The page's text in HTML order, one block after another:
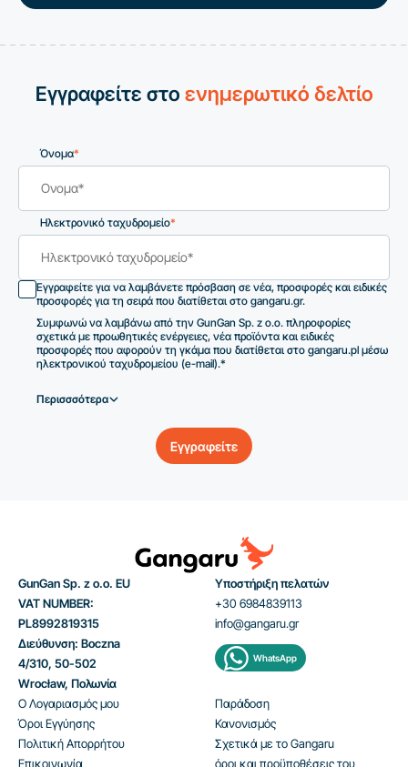
Εγγραφείτε στο ενημερωτικό δελτίο
Όνομα*
Ηλεκτρονικό ταχυδρομείο*
Εγγραφείτε για να λαμβάνετε πρόσβαση σε νέα, προσφορές και ειδικές
προσφορές για τη σειρά που διατίθεται στο gangaru.gr.
Συμφωνώ να λαμβάνω από την GunGan Sp. z o.o. πληροφορίες
σχετικά με προωθητικές ενέργειες, νέα προϊόντα και ειδικές
προσφορές που αφορούν τη γκάμα που διατίθεται στο gangaru.pl μέσω
ηλεκτρονικού ταχυδρομείου (e-mail).*
Περισσσότερα
Εγγραφείτε
GunGan Sp. z o.o. EU
VAT NUMBER:
PL8992819315
Διεύθυνση: Boczna
4/310, 50-502
Wrocław, Πολωνία
Υποστήριξη πελατών
+30 6984839113
info@gangaru.gr
WhatsApp
Ο Λογαριασμός μου
Παράδοση
Όροι Εγγύησης
Κανονισμός
Πολιτική Απορρήτου
Σχετικά με το Gangaru
Επικοινωνία
όροι και προϋποθέσεις του